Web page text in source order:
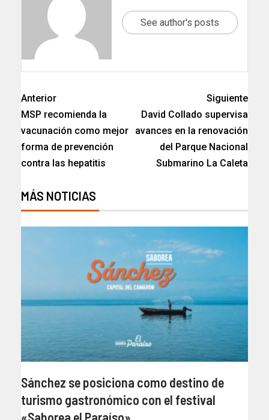
See author's posts
Anterior
MSP recomienda la
vacunación como mejor
forma de prevención
contra las hepatitis
Siguiente
David Collado supervisa
avances en la renovación
del Parque Nacional
Submarino La Caleta
MÁS NOTICIAS
Sánchez se posiciona como destino de
turismo gastronómico con el festival